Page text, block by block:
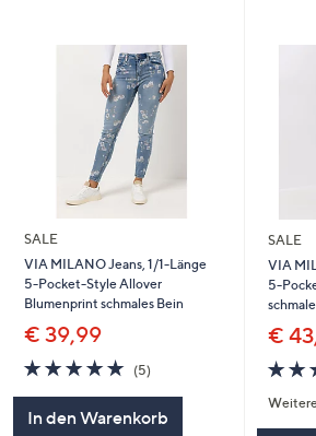
SALE
VIA MILANO Jeans, 1/1-Länge
5-Pocket-Style Allover
Blumenprint schmales Bein
€ 39,99
4.8
von
(5)5
In den Warenkorb
SALE
VIA
5-
€